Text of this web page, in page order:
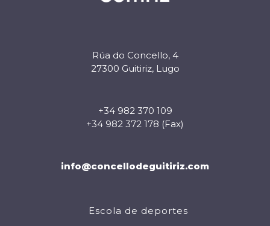
Rúa do Concello, 4
27300 Guitiriz, Lugo
+34 982 370 109
+34 982 372 178 (Fax)
info@concellodeguitiriz.com
Escola de deportes